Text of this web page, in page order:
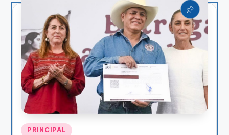
Publicado
PRINCIPAL